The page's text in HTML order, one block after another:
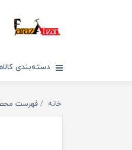
دسته‌بندی
خانه فهرست